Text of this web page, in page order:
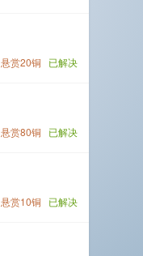
悬赏20铜 已解决
悬赏80铜 已解决
悬赏10铜 已解决